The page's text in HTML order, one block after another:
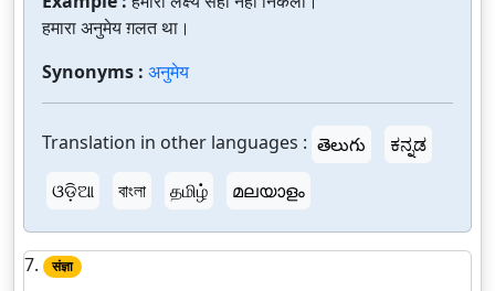
हमारा अनुमेय ग़लत था।
Synonyms : अनुमेय
Translation in other languages : తెలుగు
ಕನ್ನಡ
ଓଡ଼ିଆ
বাংলা தமிழ் മലയാളം
7. संज्ञा